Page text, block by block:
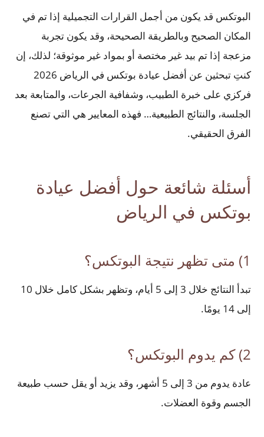
البوتكس قد يكون من أجمل القرارات التجميلية إذا تم في
المكان الصحيح وبالطريقة الصحيحة، وقد يكون تجربة
مزعجة إذا تم بيد غير مختصة أو بمواد غير موثوقة؛ لذلك، إن
كنتِ تبحثين عن أفضل عيادة بوتكس في الرياض 2026
فركزي على خبرة الطبيب، وشفافية الجرعات، والمتابعة بعد
الجلسة، والنتائج الطبيعية… فهذه المعايير هي التي تصنع
الفرق الحقيقي.
أسئلة شائعة حول أفضل عيادة
بوتكس في الرياض
1) متى تظهر نتيجة البوتكس؟
تبدأ النتائج خلال 3 إلى 5 أيام، وتظهر بشكل كامل خلال 10
إلى 14 يومًا.
2) كم يدوم البوتكس؟
عادة يدوم من 3 إلى 5 أشهر، وقد يزيد أو يقل حسب طبيعة
الجسم وقوة العضلات.